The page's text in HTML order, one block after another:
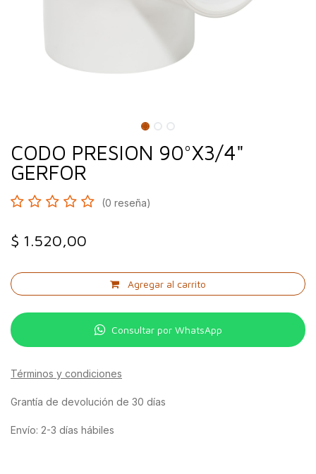
CODO PRESION 90°X3/4"
GERFOR
(0 reseña)
$ 1.520,00
Agregar al carrito
Consultar por WhatsApp
Términos y condiciones
Grantía de devolución de 30 días
Envío: 2-3 días hábiles